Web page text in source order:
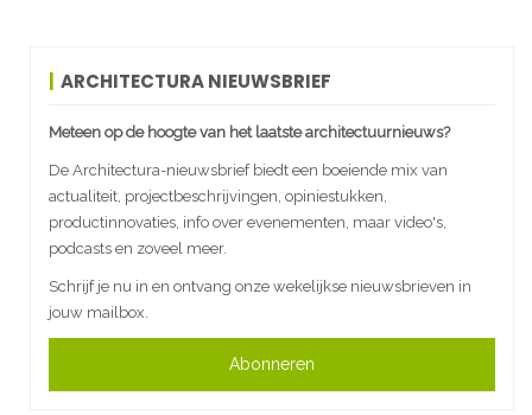
ARCHITECTURA NIEUWSBRIEF
Meteen op de hoogte van het laatste architectuurnieuws?
De Architectura-nieuwsbrief biedt een boeiende mix van
actualiteit, projectbeschrijvingen, opiniestukken,
productinnovaties, info over evenementen, maar video's,
podcasts en zoveel meer.
Schrijf je nu in en ontvang onze wekelijkse nieuwsbrieven in
jouw mailbox.
Abonneren